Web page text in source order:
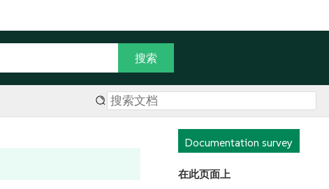
Documentation survey
在此页面上